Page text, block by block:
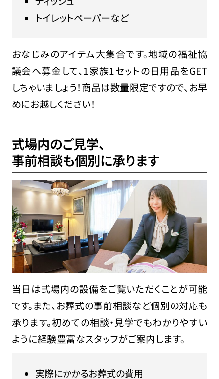
トイレットペーパーなど
おなじみのアイテム大集合です。地域の福祉協
議会へ募金して、1家族1セットの日用品をGET
しちゃいましょう！商品は数量限定ですので、お早
めにお越しください！
式場内のご見学、
事前相談も個別に承ります
当日は式場内の設備をご覧いただくことが可能
です。また、お葬式の事前相談など個別の対応も
承ります。初めての相談・見学でもわかりやすい
ように経験豊富なスタッフがご案内します。
実際にかかるお葬式の費用